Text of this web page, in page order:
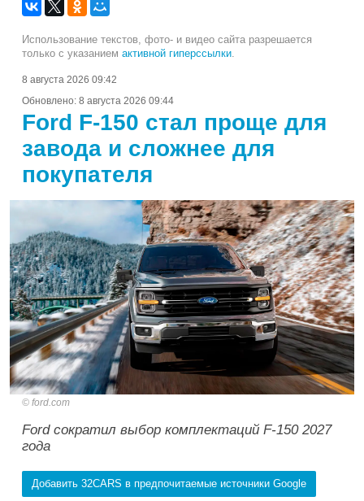
Использование текстов, фото- и видео сайта разрешается
только с указанием активной гиперссылки.
8 августа 2026 09:42
Обновлено: 8 августа 2026 09:44
Ford F-150 стал проще для
завода и сложнее для
покупателя
ford.com
Ford сократил выбор комплектаций F-150 2027
года
Добавить 32CARS в предпочитаемые источники Google